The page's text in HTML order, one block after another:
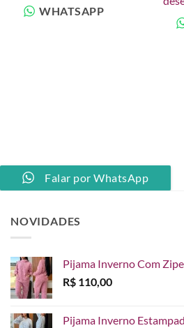
WHATSAPP
Falar por WhatsApp
NOVIDADES
Pijama Inverno Com
R$ 110,00
Pijama Inverno